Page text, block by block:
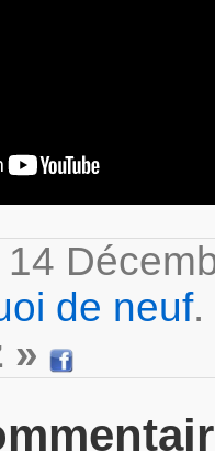
14
de neuf.
»